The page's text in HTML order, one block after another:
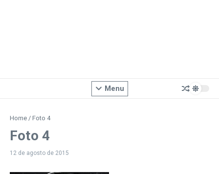
Menu
Home / Foto 4
Foto 4
12 de agosto de 2015